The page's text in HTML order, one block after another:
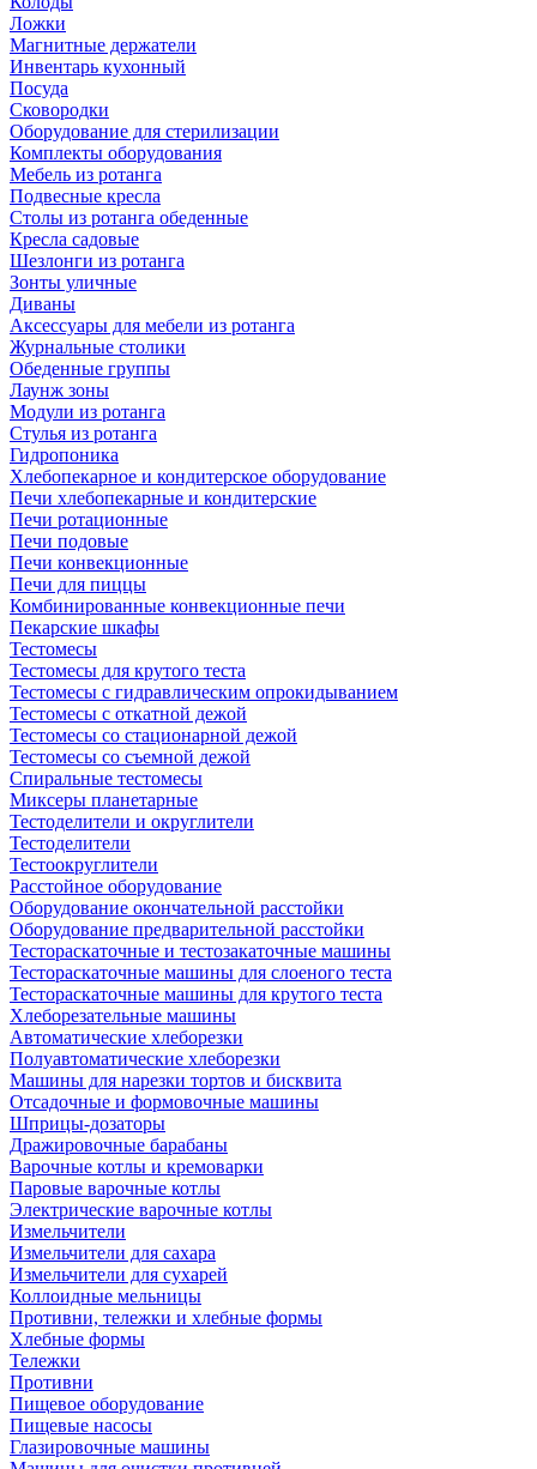
Ложки
Магнитные держатели
Инвентарь кухонный
Посуда
Сковородки
Оборудование для стерилизации
Комплекты оборудования
Мебель из ротанга
Подвесные кресла
Столы из ротанга обеденные
Кресла садовые
Шезлонги из ротанга
Зонты уличные
Диваны
Аксессуары для мебели из ротанга
Журнальные столики
Обеденные группы
Лаунж зоны
Модули из ротанга
Стулья из ротанга
Гидропоника
Хлебопекарное и кондитерское оборудование
Печи хлебопекарные и кондитерские
Печи ротационные
Печи подовые
Печи конвекционные
Печи для пиццы
Комбинированные конвекционные печи
Пекарские шкафы
Тестомесы
Тестомесы для крутого теста
Тестомесы с гидравлическим опрокидыванием
Тестомесы с откатной дежой
Тестомесы со стационарной дежой
Тестомесы со съемной дежой
Спиральные тестомесы
Миксеры планетарные
Тестоделители и округлители
Тестоделители
Тестоокруглители
Расстойное оборудование
Оборудование окончательной расстойки
Оборудование предварительной расстойки
Тестораскаточные и тестозакаточные машины
Тестораскаточные машины для слоеного теста
Тестораскаточные машины для крутого теста
Хлеборезательные машины
Автоматические хлеборезки
Полуавтоматические хлеборезки
Машины для нарезки тортов и бисквита
Отсадочные и формовочные машины
Шприцы-дозаторы
Дражировочные барабаны
Варочные котлы и кремоварки
Паровые варочные котлы
Электрические варочные котлы
Измельчители
Измельчители для сахара
Измельчители для сухарей
Коллоидные мельницы
Противни, тележки и хлебные формы
Хлебные формы
Тележки
Противни
Пищевое оборудование
Пищевые насосы
Глазировочные машины